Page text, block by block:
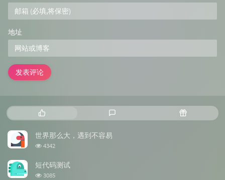
地址
发表评论
热
门
文
章
新
随
机
世界那么大，遇到不容易
浏
次
数:
4342
短代码测试
浏
3085